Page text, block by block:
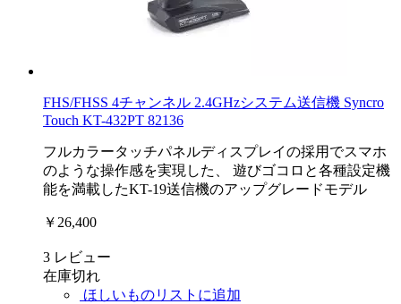
FHS/FHSS 4チャンネル 2.4GHzシステム送信機 Syncro
Touch KT-432PT 82136
フルカラータッチパネルディスプレイの採用でスマホ
のような操作感を実現した、 遊びゴコロと各種設定機
能を満載したKT-19送信機のアップグレードモデル
￥26,400
3 レビュー
在庫切れ
ほしいものリストに追加